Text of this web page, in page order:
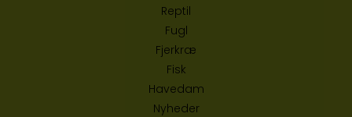
Reptil
Fugl
Fjerkræ
Fisk
Havedam
Nyheder